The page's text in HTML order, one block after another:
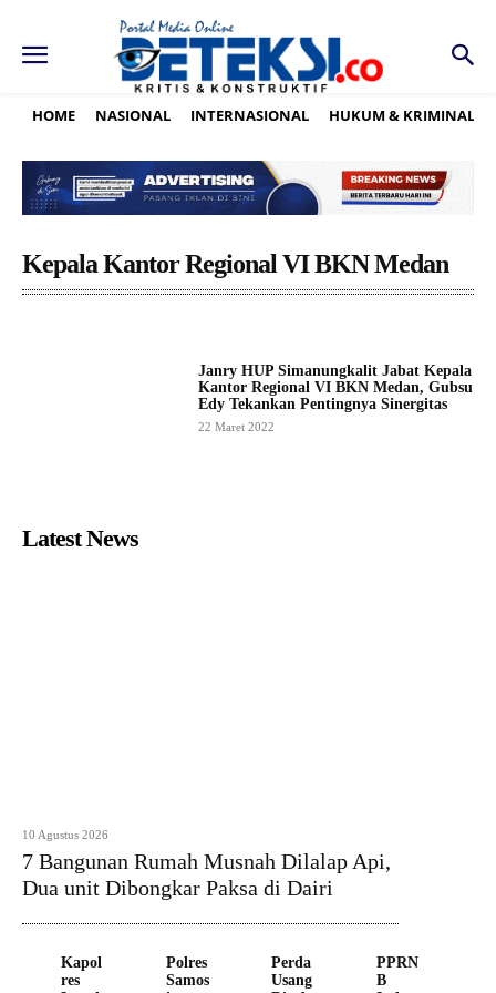
HOME NASIONAL INTERNASIONAL HUKUM & KRIMINAL
Kepala Kantor Regional VI BKN Medan
Janry HUP Simanungkalit Jabat Kepala
Kantor Regional VI BKN Medan, Gubsu
Edy Tekankan Pentingnya Sinergitas
22 Maret 2022
Latest News
10 Agustus 2026
7 Bangunan Rumah Musnah Dilalap Api,
Dua unit Dibongkar Paksa di Dairi
Kapol
res
Polres
Samos
Perda
Usang
PPRN
B